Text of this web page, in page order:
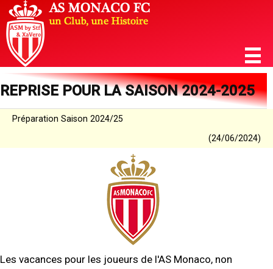
REPRISE POUR LA SAISON 2024-2025
Préparation Saison 2024/25
(24/06/2024)
Les vacances pour les joueurs de l'AS Monaco, non